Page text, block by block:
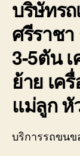
บริษัทรถ
ศรีราชา
3-5ตัน
ย้าย เค
แม่ลูก หั
บริการรถขนข